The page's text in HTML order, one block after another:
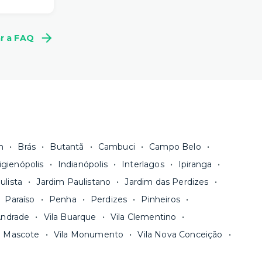
nossa
de
a FAQ
Brás Butantã Cambuci
Campo Belo
Indianópolis Interlagos
Ipiranga
Jardim Paulistano
Jardim das Perdizes
Paraíso Penha Perdizes
Pinheiros
Vila Buarque
Vila Clementino
Mascote Vila Monumento
Vila Nova Conceição